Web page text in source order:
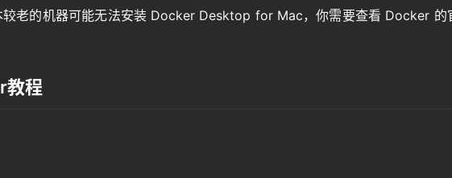
较老的机器可能无法安装 Docker Desktop for Mac，你需要查看 Docker 的
教程